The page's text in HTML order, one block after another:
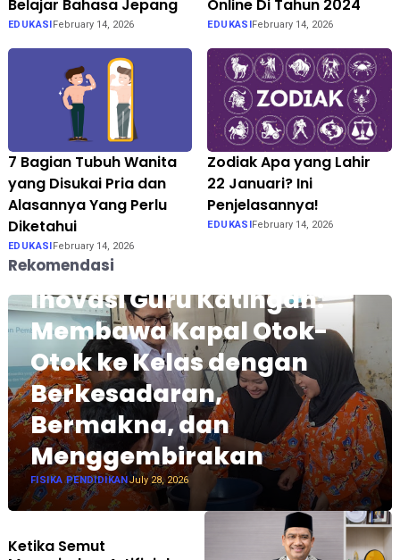
Belajar Bahasa Jepang
EDUKASI February 14, 2026
Online Di Tahun 2024
EDUKASI February 14, 2026
7 Bagian Tubuh Wanita
yang Disukai Pria dan
Alasannya Yang Perlu
Diketahui
EDUKASI February 14, 2026
Zodiak Apa yang Lahir
22 Januari? Ini
Penjelasannya!
EDUKASI February 14, 2026
Rekomendasi
Inovasi Guru Katingan:
Membawa Kapal Otok-
Otok ke Kelas dengan
Berkesadaran,
Bermakna, dan
Menggembirakan
FISIKA PENDIDIKAN July 28, 2026
Ketika Semut